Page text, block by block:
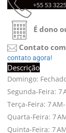
+55 53
É dono
Contato
contato agora!
Descrição
Domingo:
Segunda-Feira: 7
Terça-Feira: 7
Quarta-Feira: 7
Quinta-Feira: 7